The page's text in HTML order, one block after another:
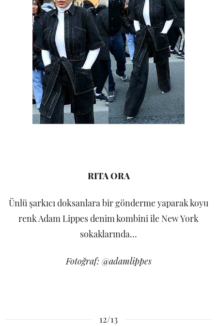
RITA ORA
Ünlü şarkıcı doksanlara bir gönderme yaparak koyu
renk Adam Lippes denim kombini ile New York
sokaklarında…
Fotoğraf: @adamlippes
12/13